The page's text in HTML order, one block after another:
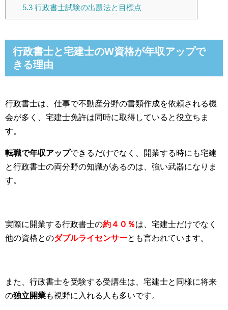
5.3行政書士試験の出題法と目標点
行政書士と宅建士のW資格が年収アップで
きる理由
行政書士は、仕事で不動産分野の書類作成を依頼される機
会が多く、宅建士免許は同時に取得していると役立ちま
す。
転職で年収アップできるだけでなく、開業する時にも宅建
と行政書士の両分野の知識があるのは、強い武器になりま
す。
実際に開業する行政書士の約４０％は、宅建士だけでなく
他の資格とのダブルライセンサーとも言われています。
また、行政書士を受験する受講生は、宅建士と同様に将来
の独立開業も視野に入れる人も多いです。